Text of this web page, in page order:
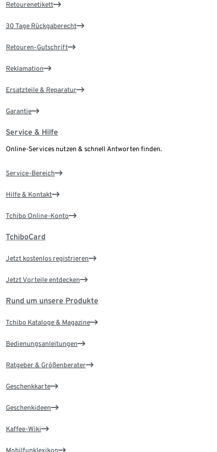
Retourenetikett
30 Tage Rückgaberecht
Retouren-Gutschrift
Reklamation
Ersatzteile & Reparatur
Garantie
Service & Hilfe
Online-Services nutzen & schnell Antworten finden.
Service-Bereich
Hilfe & Kontakt
Tchibo Online-Konto
TchiboCard
Jetzt kostenlos registrieren
Jetzt Vorteile entdecken
Rund um unsere Produkte
Tchibo Kataloge & Magazine
Bedienungsanleitungen
Ratgeber & Größenberater
Geschenkkarte
Geschenkideen
Kaffee-Wiki
Mobilfunklexikon